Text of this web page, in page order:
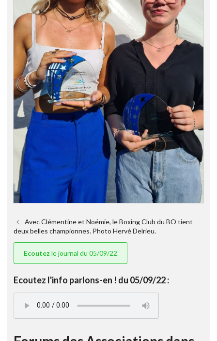
Avec Clémentine et Noémie, le Boxing Club du BO tient
deux belles championnes. Photo Hervé Delrieu.
Ecoutez le journal du 05/09/22
Ecoutez l'info parlons-en ! du 05/09/22 :